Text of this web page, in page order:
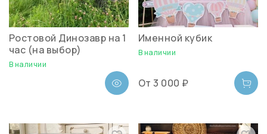
Ростовой Динозавр на 1
час (на выбор)
В наличии
Именной кубик
В наличии
От 3 000 ₽